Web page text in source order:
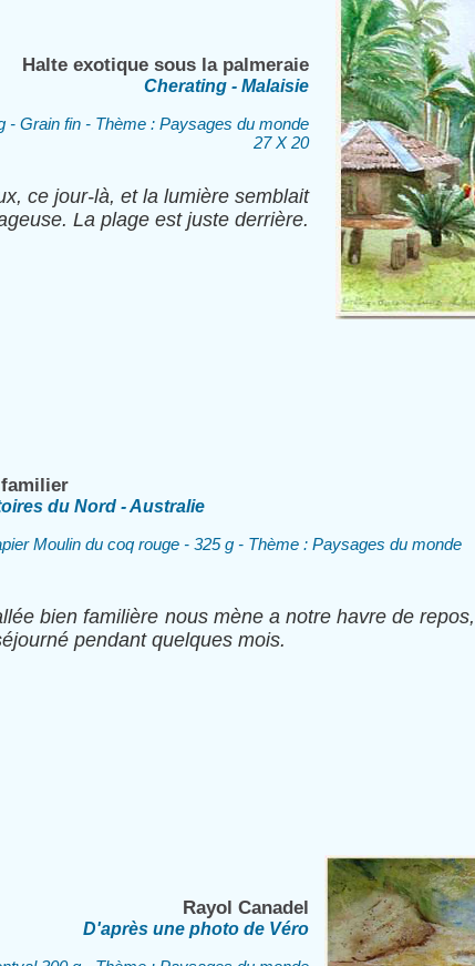
Halte exotique sous la palmeraie
Cherating - Malaisie
- Grain fin - Thème : Paysages du monde
27 X 20
ce jour-là, et la lumière semblait
La plage est juste derrière.
du Nord - Australie
Moulin du coq rouge - 325 g - Thème : Paysages du monde
bien familière nous mène a notre havre de
pendant quelques mois.
Rayol Canadel
D'après une photo de Véro